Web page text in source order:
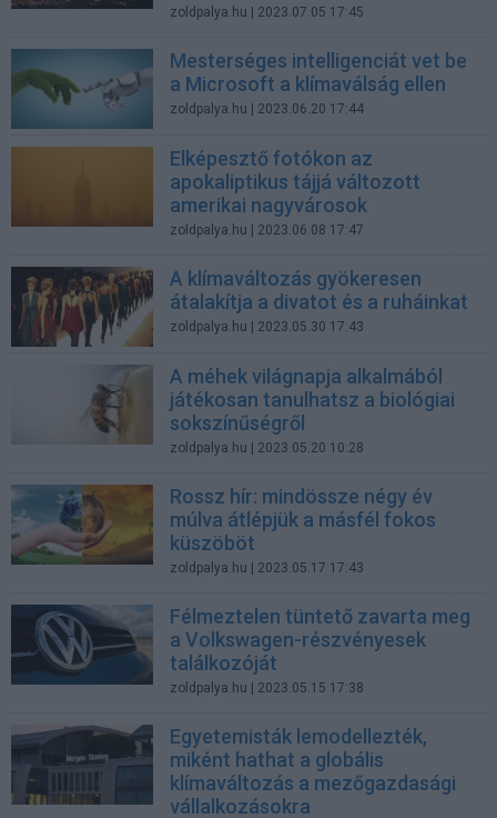
zoldpalya.hu | 2023.07.05 17:45
Mesterséges intelligenciát vet be
a Microsoft a klímaválság ellen
zoldpalya.hu | 2023.06.20 17:44
Elképesztő fotókon az
apokaliptikus tájjá változott
amerikai nagyvárosok
zoldpalya.hu | 2023.06.08 17:47
A klímaváltozás gyökeresen
átalakítja a divatot és a ruháinkat
zoldpalya.hu | 2023.05.30 17:43
A méhek világnapja alkalmából
játékosan tanulhatsz a biológiai
sokszínűségről
zoldpalya.hu | 2023.05.20 10:28
Rossz hír: mindössze négy év
múlva átlépjük a másfél fokos
küszöböt
zoldpalya.hu | 2023.05.17 17:43
Félmeztelen tüntető zavarta meg
a Volkswagen-részvényesek
találkozóját
zoldpalya.hu | 2023.05.15 17:38
Egyetemisták lemodellezték,
miként hathat a globális
klímaváltozás a mezőgazdasági
vállalkozásokra